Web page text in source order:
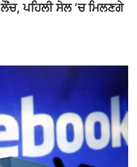
ਪਹਿਲੀ ਸੇਲ ‘ਚ ਮਿਲਣਗੇ